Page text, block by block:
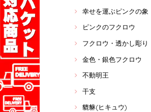
幸せを運ぶピンクの象
ピンクのフクロウ
フクロウ・透かし彫り
金色・銀色フクロウ
不動明王
干支
貔貅(ヒキュウ)